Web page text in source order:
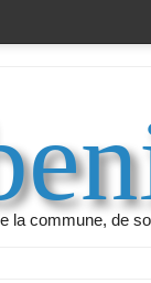
la commune, de